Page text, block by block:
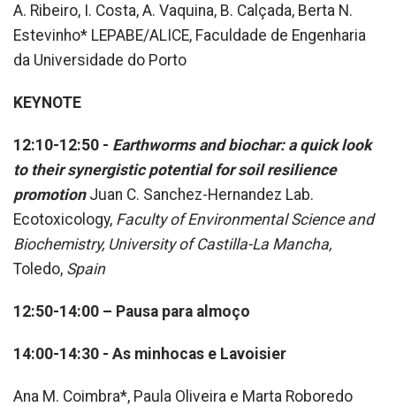
A. Ribeiro, I. Costa, A. Vaquina, B. Calçada, Berta N.
Estevinho* LEPABE/ALICE, Faculdade de Engenharia
da Universidade do Porto
KEYNOTE
12:10-12:50 - Earthworms and biochar: a quick look
to their synergistic potential for soil resilience
promotionJuan C. Sanchez-Hernandez Lab.
Ecotoxicology, Faculty of Environmental Science and
Biochemistry, University of Castilla-La Mancha,
Toledo, Spain
12:50-14:00 – Pausa para almoço
14:00-14:30 - As minhocas e Lavoisier
Ana M. Coimbra*, Paula Oliveira e Marta Roboredo